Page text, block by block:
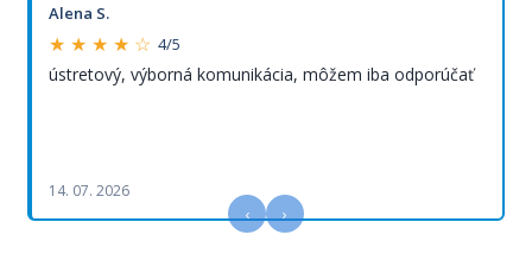
Alena S.
★ ★ ★ ★ ☆ 4/5
ústretový, výborná komunikácia, môžem iba odporúčať
14. 07. 2026
‹ ›